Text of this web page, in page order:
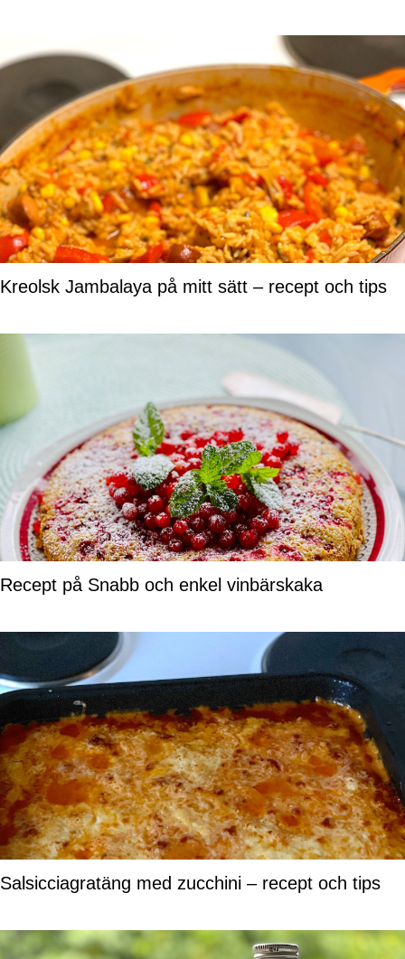
Kreolsk Jambalaya på mitt sätt – recept och tips
Recept på Snabb och enkel vinbärskaka
Salsicciagratäng med zucchini – recept och tips